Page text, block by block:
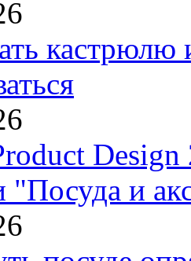
кастрюлю
Design
"Посуда и